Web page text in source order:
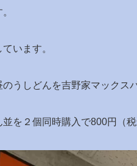
います。
うしどんを吉野家マックス
を２個同時購入で800円（税